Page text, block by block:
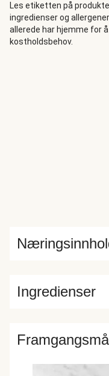
koncentreres om en
olivenolie, salt og
lækker tzatziki, der er
Les etiketten på
ingredienser og
allerede har hjemme for
kostholdsbehov.
Ingredienser